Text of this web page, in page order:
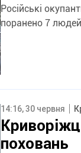
Російські
поранено 7
14:16, 30 червня
поховань